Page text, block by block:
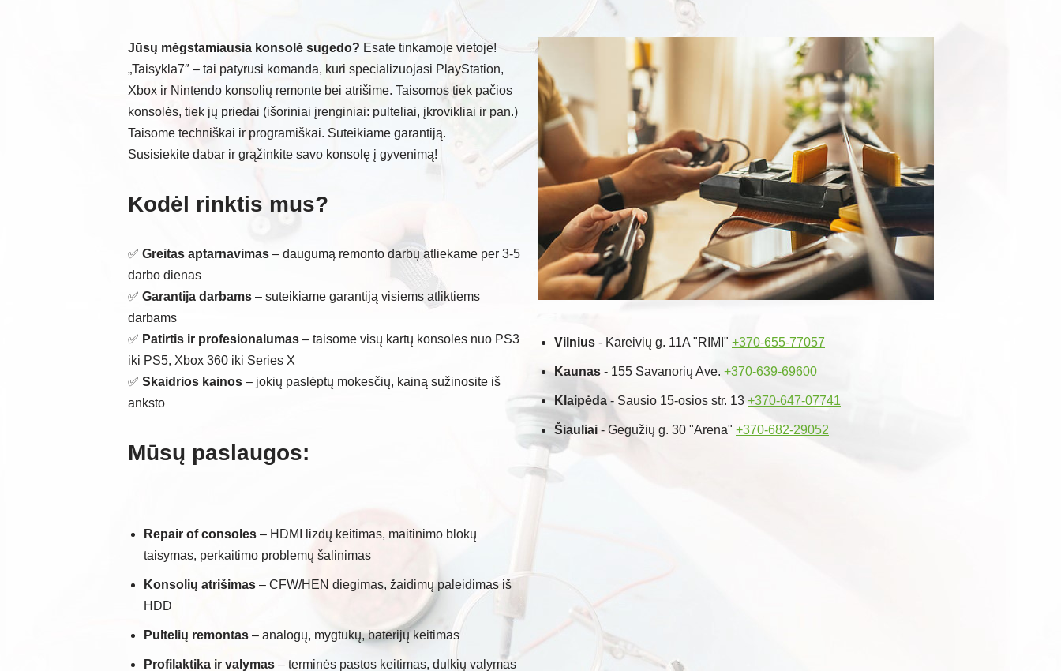
Jūsų mėgstamiausia konsolė sugedo? Esate tinkamoje vietoje!
„Taisykla7″ – tai patyrusi komanda, kuri specializuojasi PlayStation,
Xbox ir Nintendo konsolių remonte bei atrišime. Taisomos tiek pačios
konsolės, tiek jų priedai (išoriniai įrenginiai: pulteliai, įkrovikliai ir pan.)
Taisome techniškai ir programiškai. Suteikiame garantiją.
Susisiekite dabar ir grąžinkite savo konsolę į gyvenimą!
Kodėl rinktis mus?
✅ Greitas aptarnavimas– daugumą remonto darbų atliekame per 3-5
darbo dienas
✅ Garantija darbams– suteikiame garantiją visiems atliktiems
darbams
✅ Patirtis ir profesionalumas– taisome visų kartų konsoles nuo PS3
iki PS5, Xbox 360 iki Series X
✅ Skaidrios kainos– jokių paslėptų mokesčių, kainą sužinosite iš
anksto
Mūsų paslaugos:
Repair of consoles– HDMI lizdų keitimas, maitinimo blokų
taisymas, perkaitimo problemų šalinimas
Konsolių atrišimas– CFW/HEN diegimas, žaidimų paleidimas iš
HDD
Pultelių remontas– analogų, mygtukų, baterijų keitimas
Profilaktika ir valymas– terminės pastos keitimas, dulkių valymas
Vilnius - Kareivių g. 11A "RIMI" +370-655-77057
Kaunas - 155 Savanorių Ave. +370-639-69600
Klaipėda- Sausio 15-osios str. 13 +370-647-07741
Šiauliai - Gegužių g. 30 "Arena" +370-682-29052